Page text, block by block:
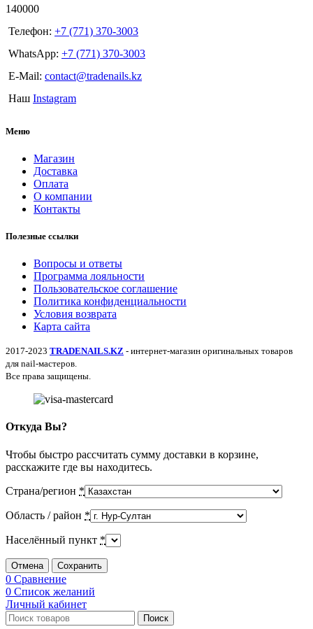
140000
Телефон: +7 (771) 370-3003
WhatsApp: +7 (771) 370-3003
E-Mail: contact@tradenails.kz
Наш Instagram
Меню
Магазин
Доставка
Оплата
О компании
Контакты
Полезные ссылки
Вопросы и ответы
Программа лояльности
Пользовательское соглашение
Политика конфиденциальности
Условия возврата
Карта сайта
2017-2023 TRADENAILS.KZ - интернет-магазин оригинальных товаров
для nail-мастеров.
Все права защищены.
Откуда Вы?
Чтобы быстро рассчитать сумму доставки в корзине,
расскажите где вы находитесь.
Страна/регион *
Область / район *
Населённый пункт *
Отмена Сохранить
0 Сравнение
0 Список желаний
Личный кабинет
Поиск